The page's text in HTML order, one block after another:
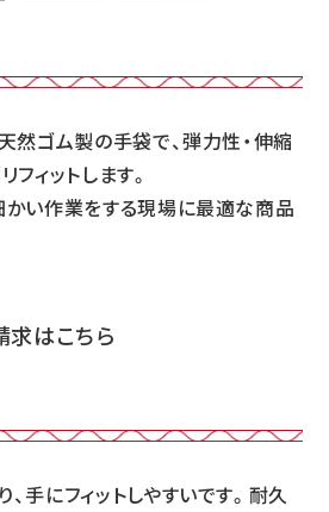
然ゴム製の手袋で、弾力性・伸縮
ィットします。
かい作業をする現場に最適な商品
求はこちら
手にフィットしやすいです。耐久